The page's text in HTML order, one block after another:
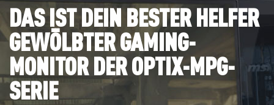
DAS IST DEIN BESTER HELFER
GEWÖLBTER GAMING-
MONITOR DER OPTIX-MPG-
SERIE